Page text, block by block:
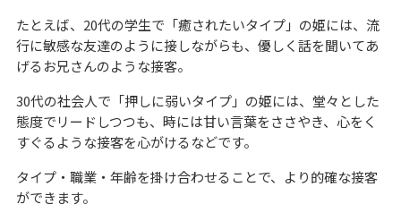
たとえば、20代の学生で「癒されたいタイプ」の姫には、流
行に敏感な友達のように接しながらも、優しく話を聞いてあ
げるお兄さんのような接客。
30代の社会人で「押しに弱いタイプ」の姫には、堂々とした
態度でリードしつつも、時には甘い言葉をささやき、心をく
すぐるような接客を心がけるなどです。
タイプ・職業・年齢を掛け合わせることで、より的確な接客
ができます。